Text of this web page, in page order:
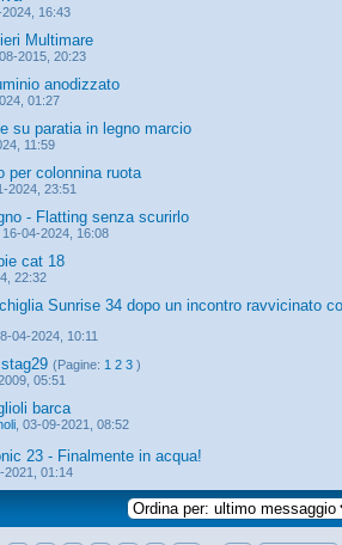
16:43
Multimare
2015, 20:23
anodizzato
01:27
su paratia in legno marcio
11:59
per colonnina ruota
2024, 23:51
- Flatting senza scurirlo
16-04-2024, 16:08
cat 18
22:32
Sunrise 34 dopo un incontro ravvicinato
04-2024, 10:11
stag29(Pagine: 1 2 3 )
05:51
barca
,03-09-2021, 08:52
23 - Finalmente in acqua!
2021, 01:14